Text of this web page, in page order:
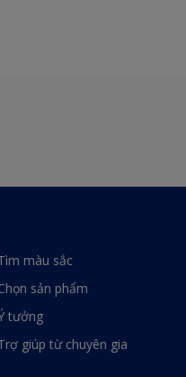
màu sắc
sản phẩm
tưởng
giúp từ chuyên gia